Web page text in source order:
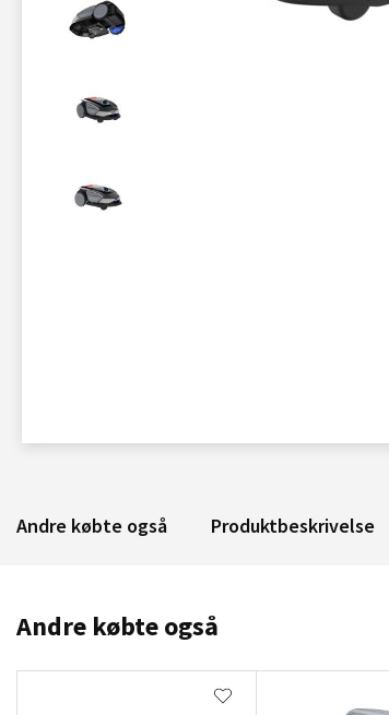
Andre købte også Produktbeskrivelse
Andre købte også